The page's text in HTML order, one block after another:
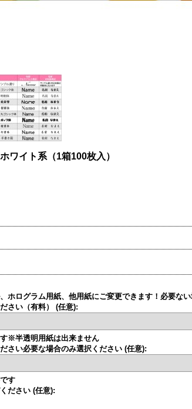
イト系（1箱100枚入）
ホログラム用紙、他用紙にご変更できます！必要な
さい（有料） (任意):
※半透明用紙は出来ません
さい必要な場合のみ選択ください (任意):
す
ださい (任意):